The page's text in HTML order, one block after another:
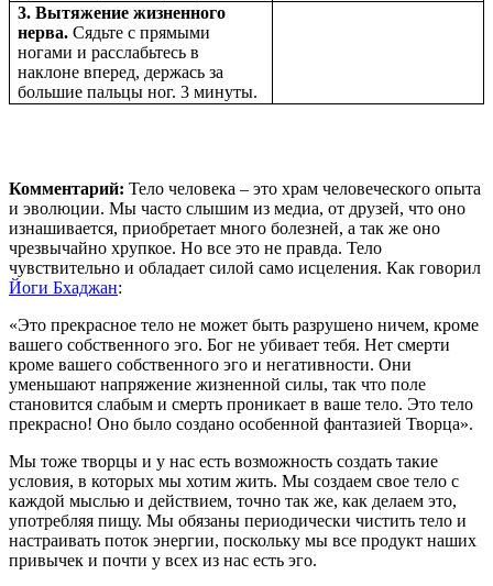
3. Вытяжение жизненного
нерва. Сядьте с прямыми
ногами и расслабьтесь в
наклоне вперед, держась за
большие пальцы ног. 3 минуты.
Комментарий: Тело человека – это храм человеческого опыта
и эволюции. Мы часто слышим из медиа, от друзей, что оно
изнашивается, приобретает много болезней, а так же оно
чрезвычайно хрупкое. Но все это не правда. Тело
чувствительно и обладает силой само исцеления. Как говорил
Йоги Бхаджан:
«Это прекрасное тело не может быть разрушено ничем, кроме
вашего собственного эго. Бог не убивает тебя. Нет смерти
кроме вашего собственного эго и негативности. Они
уменьшают напряжение жизненной силы, так что поле
становится слабым и смерть проникает в ваше тело. Это тело
прекрасно! Оно было создано особенной фантазией Творца».
Мы тоже творцы и у нас есть возможность создать такие
условия, в которых мы хотим жить. Мы создаем свое тело с
каждой мыслью и действием, точно так же, как делаем это,
употребляя пищу. Мы обязаны периодически чистить тело и
настраивать поток энергии, поскольку мы все продукт наших
привычек и почти у всех из нас есть эго.